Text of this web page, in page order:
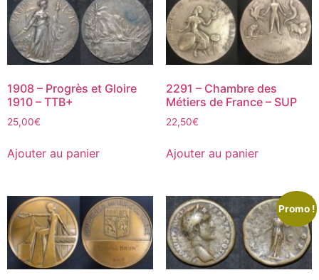
1908 – Progrès et Gloire
1910 – TTB+
25,00€
Ajouter au panier
2291 – Chambre des
Métiers de France – SUP
22,50€
Ajouter au panier
Promo !